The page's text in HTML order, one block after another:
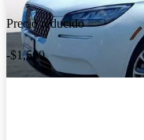
Precio reducido
-$1,500